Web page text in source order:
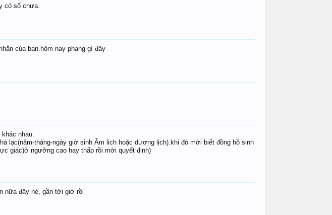
BEBI
có số chưa.
của bạn.hôm nay phang gì đây
nhau.
lạc(năm-tháng-ngày giờ sinh Âm lich hoặc dương lịch).khi đó mới biết đồng hồ sinh
giác)ở ngưỡng cao hay thấp rồi mới quyết định)
nữa đây nè, gần tới giờ rồi